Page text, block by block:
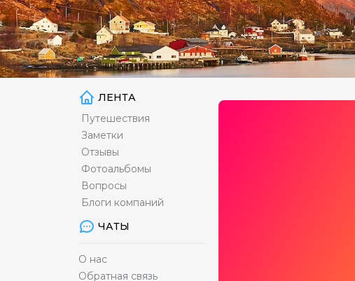
ЛЕНТА
Путешествия
Заметки
Отзывы
Фотоальбомы
Вопросы
Блоги компаний
ЧАТЫ
О нас
Обратная связь